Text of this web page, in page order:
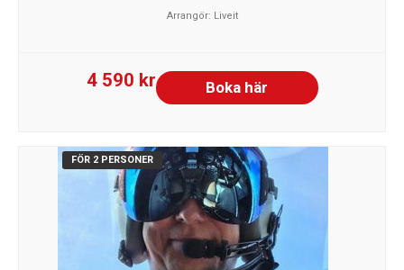
Arrangör: Liveit
4 590 kr Boka här
FÖR 2 PERSONER